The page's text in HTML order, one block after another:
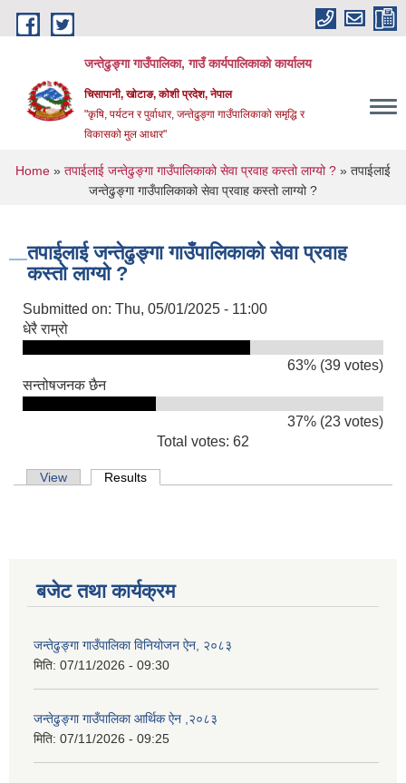
Skip to main content
जन्तेढुङ्गा गाउँपालिका, गाउँ कार्यपालिकाको कार्यालय
चिसापानी, खोटाङ, कोशी प्रदेश, नेपाल
"कृषि, पर्यटन र पुर्वाधार, जन्तेढुङ्गा गाउँपालिकाको समृद्धि र
विकासको मुल आधार"
You are here
Home » तपाईलाई जन्तेढुङ्गा गाउँपालिकाको सेवा प्रवाह कस्तो लाग्यो ? » तपाईलाई
जन्तेढुङ्गा गाउँपालिकाको सेवा प्रवाह कस्तो लाग्यो ?
तपाईलाई जन्तेढुङ्गा गाउँपालिकाको सेवा प्रवाह
कस्तो लाग्यो ?
Submitted on: Thu, 05/01/2025 - 11:00
धेरै राम्रो
63% (39 votes)
सन्तोषजनक छैन
37% (23 votes)
Total votes: 62
Primary tabs
View Results
बजेट तथा कार्यक्रम
जन्तेढुङ्गा गाउँपालिका विनियोजन ऐन, २०८३
मिति: 07/11/2026 - 09:30
जन्तेढुङ्गा गाउँपालिका आर्थिक ऐन ,२०८३
मिति: 07/11/2026 - 09:25